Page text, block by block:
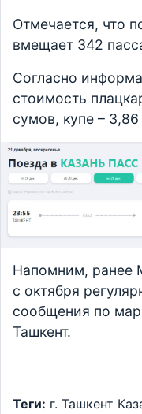
Отмечается, что
вмещает 342
Согласно
стоимость
сумов, купе –
Напомним, ранее
с октября
сообщения по
Ташкент.
Теги: г. Ташкент